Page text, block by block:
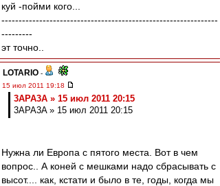
куй -пойми кого...
---------------------------------------------------------------
---------
эт точно..
LOTARIO -
15 июл 2011 19:18
3APA3A » 15 июл 2011 20:15
3APA3A » 15 июл 2011 20:15
Нужна ли Европа с пятого места. Вот в чем
вопрос.. А коней с мешками надо сбрасывать с
высот.... как, кстати и было в те, годы, когда мы